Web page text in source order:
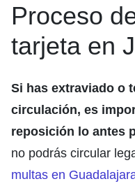
Proceso
tarjeta en
Si has extraviado o
circulación, es
reposición lo antes
no podrás circular
multas en